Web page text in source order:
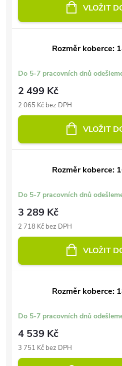
VLOŽIT
Rozměr koberce:
Do 5-7 pracovních dnů
2 499 Kč
2 065 Kč bez DPH
VLOŽIT
Rozměr koberce:
Do 5-7 pracovních dnů
3 289 Kč
2 718 Kč bez DPH
VLOŽIT
Rozměr koberce:
Do 5-7 pracovních dnů
4 539 Kč
3 751 Kč bez DPH